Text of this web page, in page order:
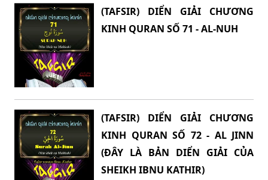
(TAFSIR) DIỂN GIẢI CHƯƠNG
KINH QURAN SỐ 71 - AL-NUH
(TAFSIR) DIỂN GIẢI CHƯƠNG
KINH QURAN SỐ 72 - AL JINN
(ĐÂY LÀ BẢN DIỂN GIẢI CỦA
SHEIKH IBNU KATHIR)